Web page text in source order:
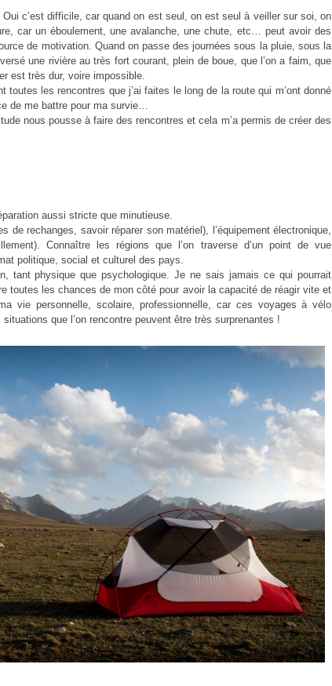
c’est difficile, car quand on est seul, on est seul à veiller sur soi, on
car un éboulement, une avalanche, une chute, etc… peut avoir des
de motivation. Quand on passe des journées sous la pluie, sous la
une rivière au très fort courant, plein de boue, que l’on a faim, que
est très dur, voire impossible.
les rencontres que j’ai faites le long de la route qui m’ont donné
de me battre pour ma survie…
nous pousse à faire des rencontres et cela m’a permis de créer des
aussi stricte que minutieuse.
rechanges, savoir réparer son matériel), l’équipement électronique,
Connaître les régions que l’on traverse d’un point de vue
politique, social et culturel des pays.
tant physique que psychologique. Je ne sais jamais ce qui pourrait
toutes les chances de mon côté pour avoir la capacité de réagir vite et
vie personnelle, scolaire, professionnelle, car ces voyages à vélo
que l’on rencontre peuvent être très surprenantes !